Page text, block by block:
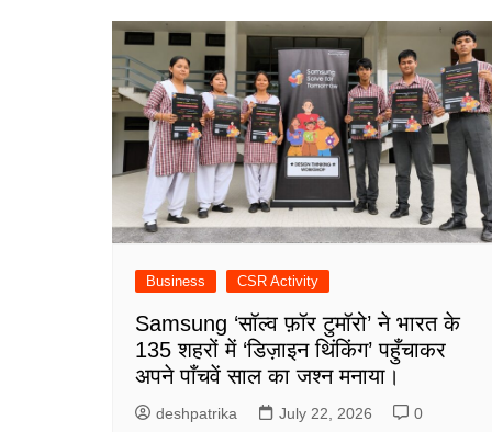
Business CSR Activity
Samsung ‘सॉल्व फ़ॉर टुमॉरो’ ने भारत के
135 शहरों में ‘डिज़ाइन थिंकिंग’ पहुँचाकर
अपने पाँचवें साल का जश्न मनाया।
deshpatrika July 22, 2026 0